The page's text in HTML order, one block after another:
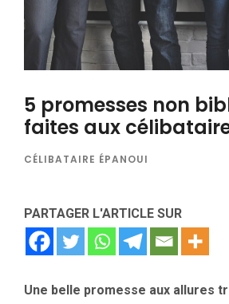
5 promesses non
faites aux
CÉLIBATAIRE ÉPANOUI
PARTAGER L'ARTICLE SUR
Une belle promesse aux allures